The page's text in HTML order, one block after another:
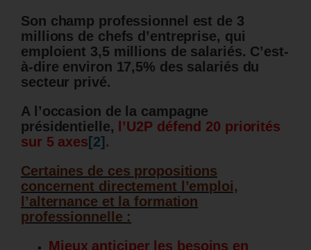
Son champ professionnel est de 3
millions de chefs d’entreprise, qui
emploient 3,5 millions de salariés. C’est-
à-dire environ 17,5% des salariés du
secteur privé.
A l’occasion de la campagne
présidentielle,
l’U2P défend 20 priorités
sur 5 axes [2] .
Certaines de ces propositions
concernent directement l’emploi,
l’alternance et la formation
professionnelle :
Mieux anticiper les besoins en